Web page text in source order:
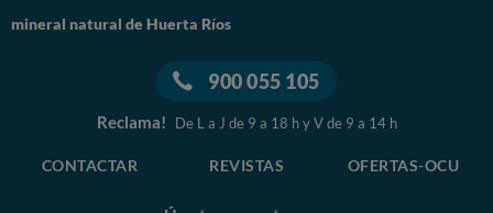
mineral natural de Huerta Ríos
900 055 105
Reclama! De L a J de 9 a 18 h y V de 9 a 14 h
CONTACTAR REVISTAS OFERTAS-OCU